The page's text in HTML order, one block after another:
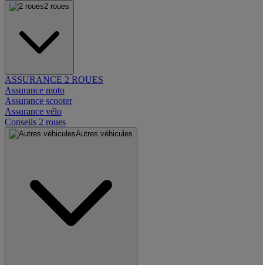
2 roues
ASSURANCE 2 ROUES
Assurance moto
Assurance scooter
Assurance vélo
Conseils 2 roues
Autres véhicules